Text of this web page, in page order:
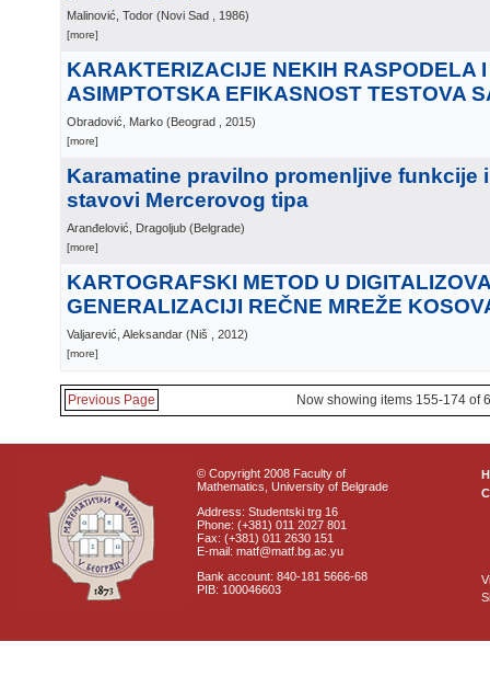
Malinović, Todor (Novi Sad , 1986)
[more]
KARAKTERIZACIJE NEKIH RASPODELA
ASIMPTOTSKA EFIKASNOST TESTOVA
Obradović, Marko (Beograd , 2015)
[more]
Karamatine pravilno promenljive funkcije
stavovi Mercerovog tipa
Aranđelović, Dragoljub (Belgrade)
[more]
KARTOGRAFSKI METOD U
GENERALIZACIJI REČNE MREŽE
Valjarević, Aleksandar (Niš , 2012)
[more]
Previous Page Now showing items 155-174 of
© Copyright 2008 Faculty of
Mathematics, University of Belgrade
Address: Studentski trg 16
Phone: (+381) 011 2027 801
Fax: (+381) 011 2630 151
E-mail: matf@matf.bg.ac.yu
Bank account: 840-181 5666-68
PIB: 100046603